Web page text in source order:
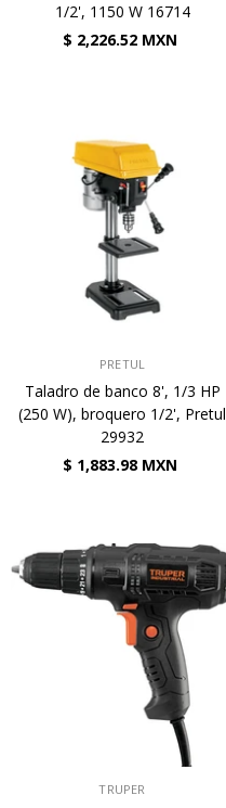
1/2', 1150 W 16714
$ 2,226.52 MXN
PRETUL
Taladro de banco 8', 1/3 HP
(250 W), broquero 1/2', Pretul
29932
$ 1,883.98 MXN
TRUPER